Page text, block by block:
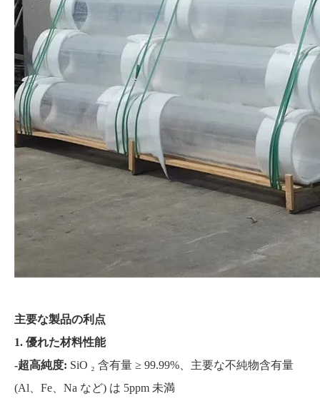
主要な製品の利点
1. 優れた材料性能
-超高純度: SiO ₂ 含有量 ≥ 99.99%、主要な不純物含有量
(Al、Fe、Na など) は 5ppm 未満